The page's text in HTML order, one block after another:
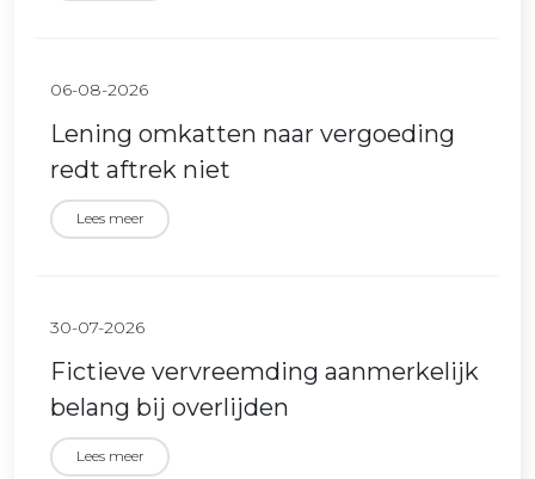
06-08-2026
Lening omkatten naar vergoeding
redt aftrek niet
Lees meer
30-07-2026
Fictieve vervreemding aanmerkelijk
belang bij overlijden
Lees meer